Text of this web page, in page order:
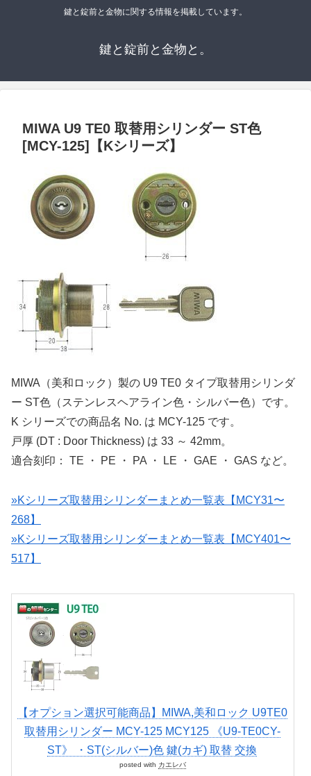
鍵と錠前と金物に関する情報を掲載しています。
鍵と錠前と金物と。
MIWA U9 TE0 取替用シリンダー ST色
[MCY-125]【Kシリーズ】
MIWA（美和ロック）製の U9 TE0 タイプ取替用シリンダ
ー ST色（ステンレスヘアライン色・シルバー色）です。
K シリーズでの商品名 No. は MCY-125 です。
戸厚 (DT : Door Thickness) は 33 ～ 42mm。
適合刻印： TE ・ PE ・ PA ・ LE ・ GAE ・ GAS など。
»Kシリーズ取替用シリンダーまとめ一覧表【MCY31〜
268】
»Kシリーズ取替用シリンダーまとめ一覧表【MCY401〜
517】
【オプション選択可能商品】MIWA,美和ロック U9TE0
取替用シリンダー MCY-125 MCY125 《U9-TE0CY-
ST》 ・ST(シルバー)色 鍵(カギ) 取替 交換
posted with カエレバ